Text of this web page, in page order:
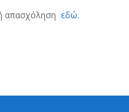
απασχόληση εδώ.